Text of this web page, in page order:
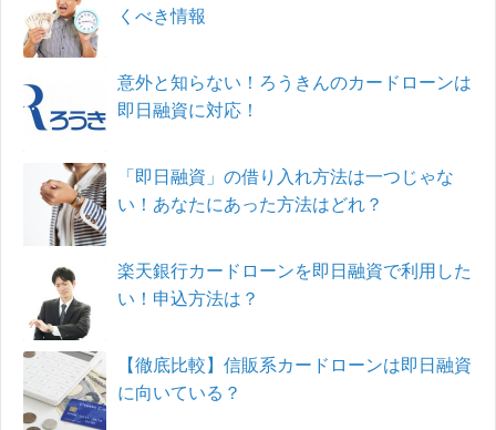
くべき情報
意外と知らない！ろうきんのカードローンは
即日融資に対応！
「即日融資」の借り入れ方法は一つじゃな
い！あなたにあった方法はどれ？
楽天銀行カードローンを即日融資で利用した
い！申込方法は？
【徹底比較】信販系カードローンは即日融資
に向いている？